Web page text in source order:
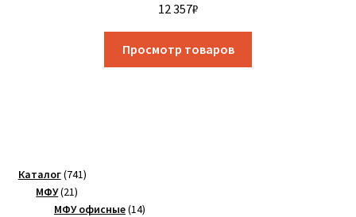
12 357₽
Просмотр товаров
Каталог 741741
МФУ 2121
товар
МФУ офисные 1414